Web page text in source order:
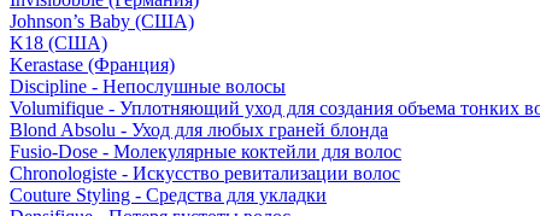
Johnson’s Baby (США)
K18 (США)
Kerastase (Франция)
Discipline - Непослушные волосы
Volumifique - Уплотняющий уход для создания объема тонких
Blond Absolu - Уход для любых граней блонда
Fusio-Dose - Молекулярные коктейли для волос
Chronologiste - Искусство ревитализации волос
Couture Styling - Средства для укладки